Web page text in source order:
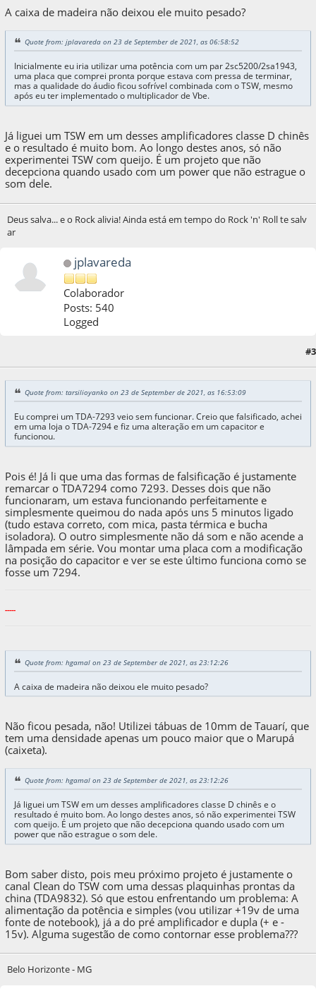
A caixa de madeira não deixou ele muito pesado?
Quote from: jplavareda on 23 de September de 2021, as 06:58:52
Inicialmente eu iria utilizar uma potência com um par 2sc5200/2sa1943,
uma placa que comprei pronta porque estava com pressa de terminar,
mas a qualidade do áudio ficou sofrível combinada com o TSW, mesmo
após eu ter implementado o multiplicador de Vbe.
Já liguei um TSW em um desses amplificadores classe D chinês
e o resultado é muito bom. Ao longo destes anos, só não
experimentei TSW com queijo. É um projeto que não
decepciona quando usado com um power que não estrague o
som dele.
Deus salva... e o Rock alivia! Ainda está em tempo do Rock 'n' Roll te salv
ar
jplavareda
Colaborador
Posts: 540
Logged
#3
Quote from: tarsilioyanko on 23 de September de 2021, as 16:53:09
Eu comprei um TDA-7293 veio sem funcionar. Creio que falsificado, achei
em uma loja o TDA-7294 e fiz uma alteração em um capacitor e
funcionou.
Pois é! Já li que uma das formas de falsificação é justamente
remarcar o TDA7294 como 7293. Desses dois que não
funcionaram, um estava funcionando perfeitamente e
simplesmente queimou do nada após uns 5 minutos ligado
(tudo estava correto, com mica, pasta térmica e bucha
isoladora). O outro simplesmente não dá som e não acende a
lâmpada em série. Vou montar uma placa com a modificação
na posição do capacitor e ver se este último funciona como se
fosse um 7294.
-----
Quote from: hgamal on 23 de September de 2021, as 23:12:26
A caixa de madeira não deixou ele muito pesado?
Não ficou pesada, não! Utilizei tábuas de 10mm de Tauarí, que
tem uma densidade apenas um pouco maior que o Marupá
(caixeta).
Quote from: hgamal on 23 de September de 2021, as 23:12:26
Já liguei um TSW em um desses amplificadores classe D chinês e o
resultado é muito bom. Ao longo destes anos, só não experimentei TSW
com queijo. É um projeto que não decepciona quando usado com um
power que não estrague o som dele.
Bom saber disto, pois meu próximo projeto é justamente o
canal Clean do TSW com uma dessas plaquinhas prontas da
china (TDA9832). Só que estou enfrentando um problema: A
alimentação da potência e simples (vou utilizar +19v de uma
fonte de notebook), já a do pré amplificador e dupla (+ e -
15v). Alguma sugestão de como contornar esse problema???
Belo Horizonte - MG